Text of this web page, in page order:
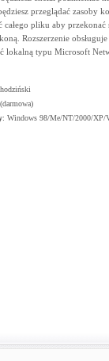
przeglądać zasoby
całego pliku aby
Rozszerzenie
lokalną typu Microsoft
: Windows 98/Me/NT/2000/XP/